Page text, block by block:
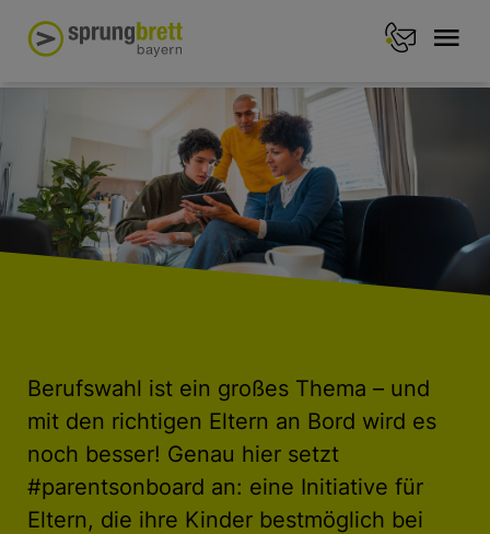
Berufswahl ist ein großes Thema – und
mit den richtigen Eltern an Bord wird es
noch besser! Genau hier setzt
#parentsonboard an: eine Initiative für
Eltern, die ihre Kinder bestmöglich bei